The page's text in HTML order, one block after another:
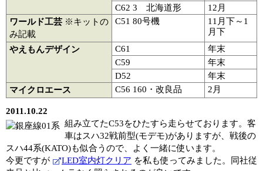
C62 3 北海道形
12月
ワールド工芸 ※キットの
み記載
C51 80号機
11月下～1
月下
やえもんデザイン
C61
年末
C59
年末
D52
年末
マイクロエース
C56 160・改良品 2月
2011.10.22
組み立てたC53をひたすら走らせております。客
車はスハ32戦前型(モデモ)がありますが、戦後の
スハ44系(KATO)も似合うので、よく一緒に使います。
今更ですが
LED室内灯クリア を私も使ってみました。同社従